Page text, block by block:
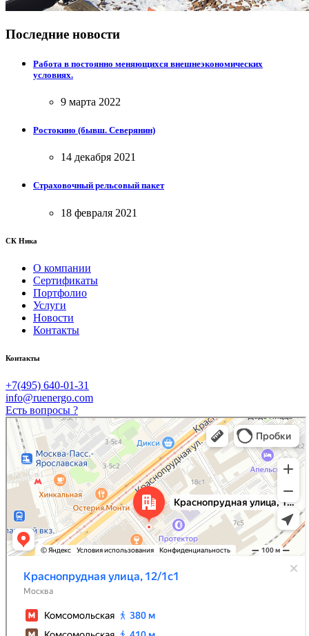
Последние новости
Работа в постоянно меняющихся внешнеэкономических
условиях.
9 марта 2022
Ростокино (бывш. Северянин)
14 декабря 2021
Страховочный рельсовый пакет
18 февраля 2021
СК Ника
О компании
Сертификаты
Портфолио
Услуги
Новости
Контакты
Контакты
+7(495) 640-01-31
info@ruenergo.com
Есть вопросы ?